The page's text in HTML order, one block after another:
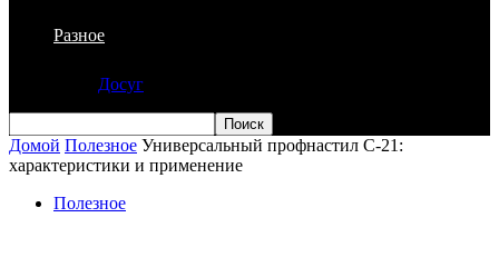
Разное
Досуг
Домой Полезное Универсальный профнастил С-21:
характеристики и применение
Полезное